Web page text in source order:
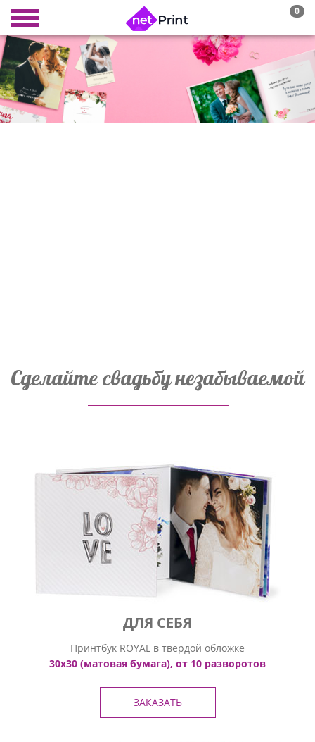
0
СВАДЕБНАЯ
Сделайте свадьбу незабываемой
ДЛЯ СЕБЯ
Принтбук ROYAL в твердой обложке
30х30 (матовая бумага), от 10 разворотов
ЗАКАЗАТЬ